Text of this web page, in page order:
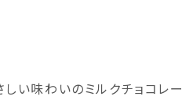
い味わいのミルクチョコレー